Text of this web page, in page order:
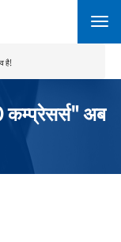
है!
अब